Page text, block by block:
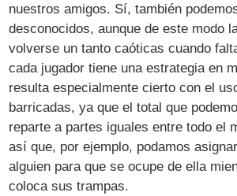
nuestros amigos. Sí, también
desconocidos, aunque de este modo
volverse un tanto caóticas cuando
cada jugador tiene una estrategia en
resulta especialmente cierto con el
barricadas, ya que el total que
reparte a partes iguales entre todo el
así que, por ejemplo, podamos
alguien para que se ocupe de ella
coloca sus trampas.